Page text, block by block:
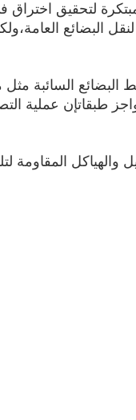
لتحقيق اختراق
السائبة مثل
طبقاتإن عملية
والهياكل المقاومة